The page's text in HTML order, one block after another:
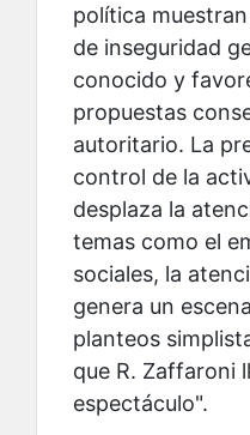
política
de inseguridad
conocido y
propuestas
autoritario. La
control de la
desplaza la
temas como el
sociales, la
genera un
planteos
que R. Zaffaroni
espectáculo".